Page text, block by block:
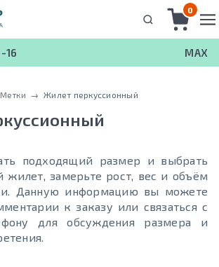
0
16 MAX
Метки → Жилет перкуссионный
подходящий размер и выбрать
жилет, замерьте рост, вес и объём
Данную информацию вы можете
к заказу или связаться с
для обсуждения размера и